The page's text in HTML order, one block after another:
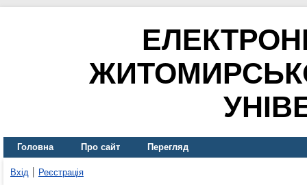
Головна Про сайт Перегляд
Вхід Реєстрація